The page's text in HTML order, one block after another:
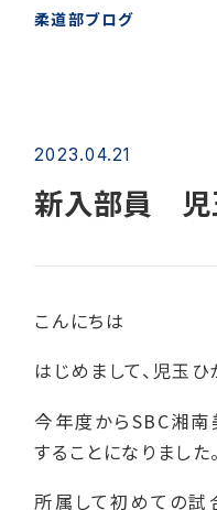
柔道部ブログ
2023.04.21
新入部員 児
こんにちは
はじめまして、児玉ひ
今年度からSBC湘南
することになりました。
所属して初めての